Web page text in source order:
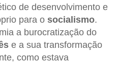
de desenvolvimento e
para o socialismo.
a burocratização do
e a sua transformação
como estava